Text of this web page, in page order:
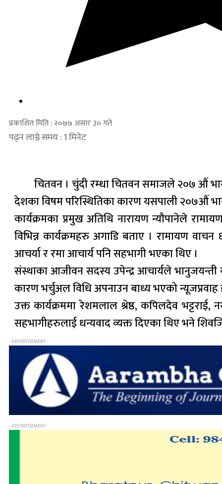
प्रकाशित मिति : २०७७ असार ३० गते
पढ्न लाग्ने समय : 1 मिनेट
चितवन । चुंदी रम्धा चितवन समाजले २०७ औं
देशका विषम परिस्थितिका कारण यसपाली २०७औं
कार्यक्रमका प्रमुख अतिथि नारायण न्यौपानेले
विभिन्न कार्यक्रमहरु अगाडि बताए । रामायण वाचन
आचर्या र रमा आचार्य पनि सहभागी भएका थिए ।
संस्थाका आजीवन सदस्य उपेन्द्र आचार्यले
कारण भर्चुअल विधि अपनाउन बाध्य भएको
उक्त कार्यक्रममा रेशमलाल श्रेष्ठ, कपिलदेव भट्टराई,
सहभागीहरुलाई धन्यवाद व्यक्त दिएका थिए भने
- ADVERTISEMENT -
- ADVERTISEMENT -